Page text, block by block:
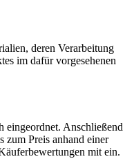
deren Verarbeitung
im dafür vorgesehenen
eingeordnet. Anschließend
zum Preis anhand einer
mit ein.